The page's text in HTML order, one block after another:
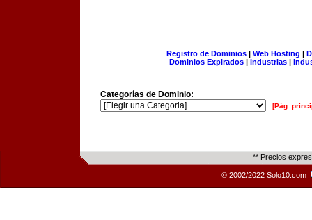
Registro de Dominios| Web Hosting |
Dominios Expirados | Industrias |
Categorías de Dominio:
[Pág.
** Precios
© 2002/2022 Solo10.com